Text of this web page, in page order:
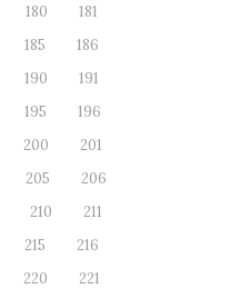
180
181
185
186
190
191
195
196
200
201
205
206
210
211
215
216
220
221